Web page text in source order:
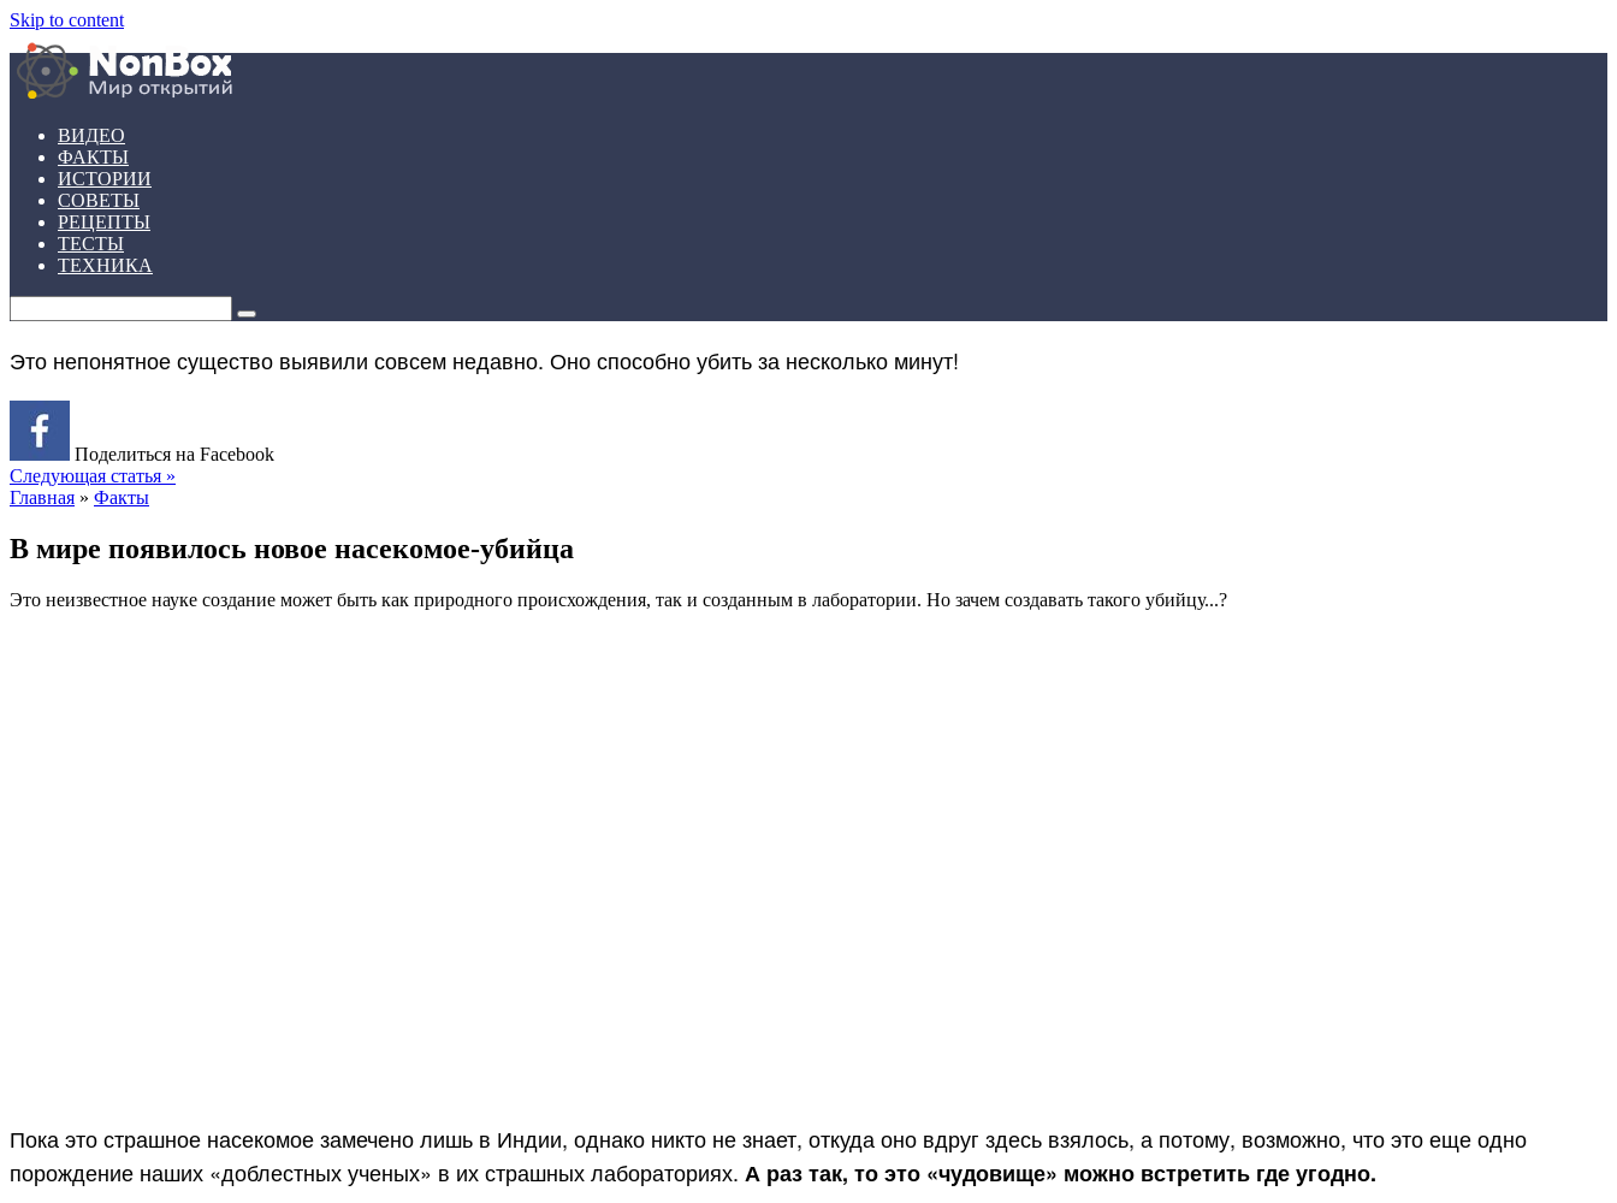
Skip to content
ВИДЕО
ФАКТЫ
ИСТОРИИ
СОВЕТЫ
РЕЦЕПТЫ
ТЕСТЫ
ТЕХНИКА
Это непонятное существо выявили совсем недавно. Оно способно убить за несколько минут!
Поделиться на Facebook
Следующая статья »
Главная » Факты
В мире появилось новое насекомое-убийца
Это неизвестное науке создание может быть как природного происхождения, так и созданным в лаборатории. Но зачем создавать такого убийцу...?
Пока это страшное насекомое замечено лишь в Индии, однако никто не знает, откуда оно вдруг здесь взялось, а потому, возможно, что это еще одно
порождение наших «доблестных ученых» в их страшных лабораториях. А раз так, то это «чудовище» можно встретить где угодно.